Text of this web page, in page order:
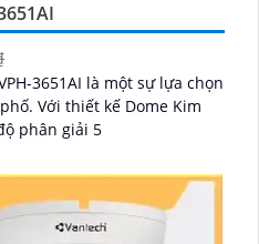
3651AI là một sự lựa chọn
Kim
phân giải 5